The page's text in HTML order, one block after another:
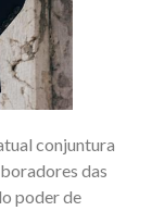
conjuntura
das
poder de